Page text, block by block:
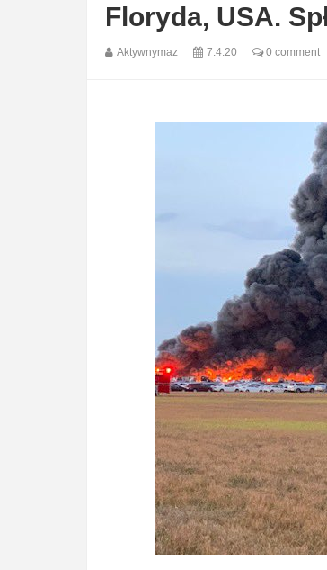
Floryda, USA.
Aktywnymaz 7.4.20 0 comment